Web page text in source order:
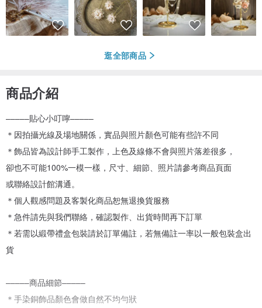
逛全部商品
商品介紹
–––––貼心小叮嚀–––––
＊因拍攝光線及場地關係，實品與照片顏色可能有些許不同
＊飾品皆為設計師手工製作，上色及線條不會與照片落差很多，
卻也不可能100%一模一樣，尺寸、細節、照片請參考商品頁面
或聯絡設計館溝通。
＊個人觀感問題及客製化商品恕無退換貨服務
＊急件請先與我們聯絡，確認製作、出貨時間再下訂單
＊若需以緞帶禮盒包裝請於訂單備註，若無備註一率以一般包裝盒出
貨
–––––商品細節–––––
＊手染銅飾品顏色會做自然不均勻狀